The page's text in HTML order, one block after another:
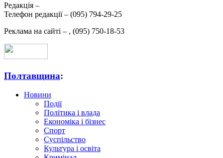
Редакція –
Телефон редакції – (095) 794-29-25
Реклама на сайті – , (095) 750-18-53
Полтавщина:
Новини
Події
Політика і влада
Економіка і бізнес
Спорт
Суспільство
Культура і освіта